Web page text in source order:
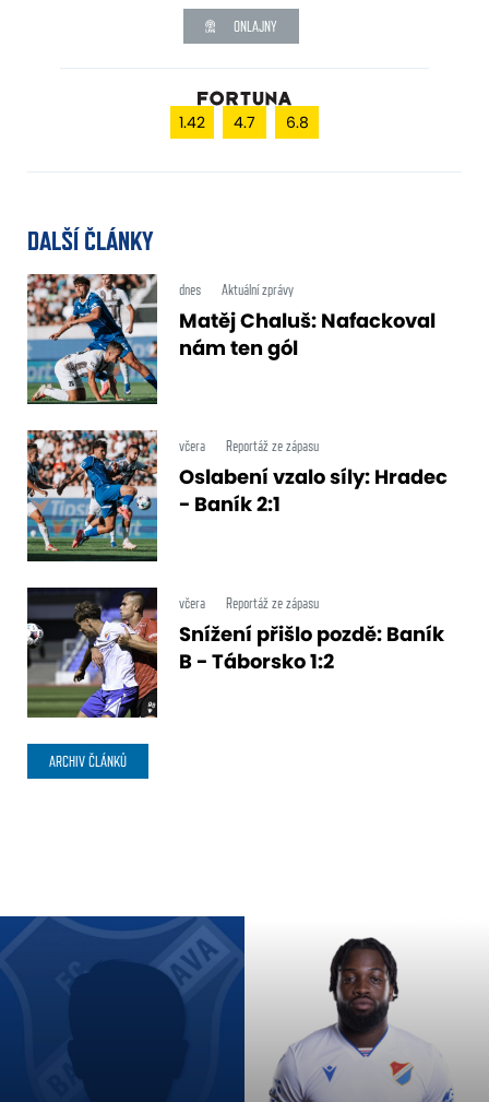
ONLAJNY
1.42 4.7 6.8
DALŠÍ ČLÁNKY
dnes Aktuální zprávy
Matěj Chaluš: Nafackoval
nám ten gól
včera Reportáž ze zápasu
Oslabení vzalo síly: Hradec
- Baník 2:1
včera Reportáž ze zápasu
Snížení přišlo pozdě: Baník
B - Táborsko 1:2
ARCHIV ČLÁNKŮ